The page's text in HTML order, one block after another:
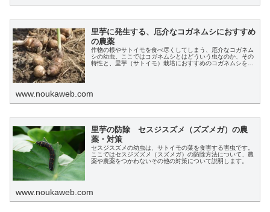
里芋に発生する、厄介なコガネムシにおすすめ
の農薬
作物の根やサトイモを食べ尽くしてしまう、厄介なコガネム
シの幼虫。ここではコガネムシとはどういう虫なのか、その
特性と、里芋（サトイモ）栽培におすすめのコガネムシを駆
www.noukaweb.com
里芋の防除 セスジスズメ（ズズメガ）の農
薬・対策
セスジスズメの幼虫は、サトイモの葉を食害する害虫です。
ここではセスジズズメ（スズメガ）の防除方法について、農
薬や農薬をつかわないその他の対策について説明します。
www.noukaweb.com